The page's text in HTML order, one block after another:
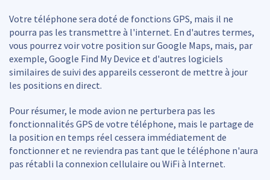
Votre téléphone sera doté de fonctions GPS, mais il ne
pourra pas les transmettre à l'internet. En d'autres termes,
vous pourrez voir votre position sur Google Maps, mais, par
exemple, Google Find My Device et d'autres logiciels
similaires de suivi des appareils cesseront de mettre à jour
les positions en direct.
Pour résumer, le mode avion ne perturbera pas les
fonctionnalités GPS de votre téléphone, mais le partage de
la position en temps réel cessera immédiatement de
fonctionner et ne reviendra pas tant que le téléphone n'aura
pas rétabli la connexion cellulaire ou WiFi à Internet.